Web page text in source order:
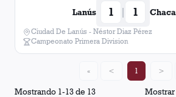
Lanús 1 | 1
Ciudad De Lanús - Néstor Diaz Pérez
Campeonato Primera Division
Mostrando 1-13de 13 Mostrar
« < 1 >